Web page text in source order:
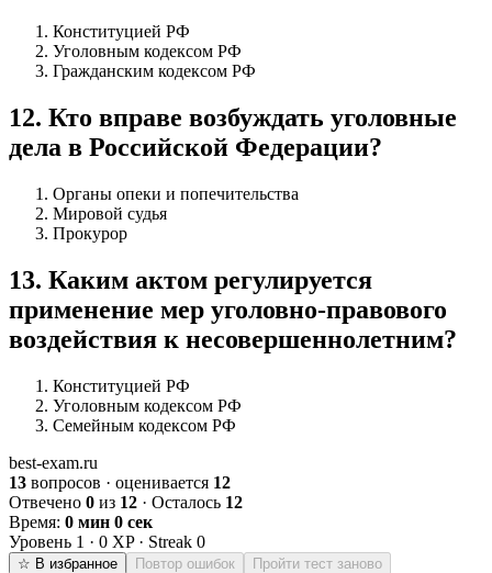
Конституцией РФ
Уголовным кодексом РФ
Гражданским кодексом РФ
12. Кто вправе возбуждать уголовные
дела в Российской Федерации?
Органы опеки и попечительства
Мировой судья
Прокурор
13. Каким актом регулируется
применение мер уголовно-правового
воздействия к несовершеннолетним?
Конституцией РФ
Уголовным кодексом РФ
Семейным кодексом РФ
best-exam.ru
13 вопросов · оценивается 12
Отвечено 0 из 12 · Осталось 12
Время: 0 мин 0 сек
Уровень 1 · 0 XP · Streak 0
☆ В избранное Повтор ошибок Пройти тест заново